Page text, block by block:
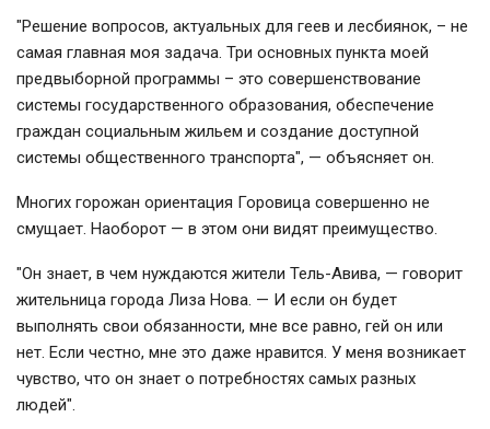
"Решение вопросов, актуальных для геев и лесбиянок, – не
самая главная моя задача. Три основных пункта моей
предвыборной программы – это совершенствование
системы государственного образования, обеспечение
граждан социальным жильем и создание доступной
системы общественного транспорта", — объясняет он.
Многих горожан ориентация Горовица совершенно не
смущает. Наоборот — в этом они видят преимущество.
"Он знает, в чем нуждаются жители Тель-Авива, — говорит
жительница города Лиза Нова. — И если он будет
выполнять свои обязанности, мне все равно, гей он или
нет. Если честно, мне это даже нравится. У меня возникает
чувство, что он знает о потребностях самых разных
людей".